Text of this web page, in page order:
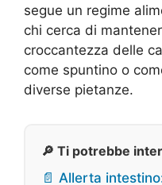
segue un regime
chi cerca di
croccantezza delle
come spuntino o
diverse pietanze.
🔎 Ti potrebbe
📄 Allerta